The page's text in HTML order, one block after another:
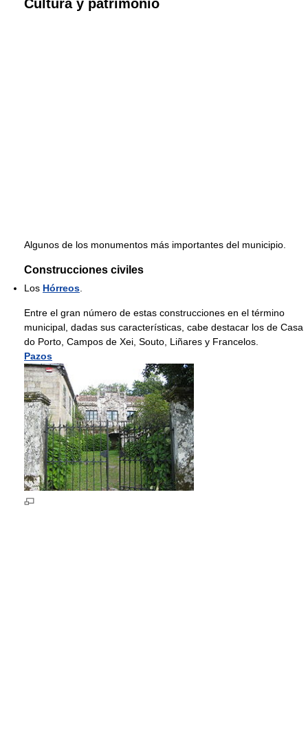
Cultura y patrimonio
Algunos de los monumentos más importantes del municipio.
Construcciones civiles
Los Hórreos
Entre el gran número de estas construcciones en el término
municipal, dadas sus características, cabe destacar los de Casa
do Porto, Campos de Xei, Souto, Liñares y Francelos.
Pazos